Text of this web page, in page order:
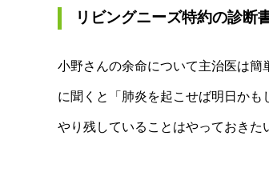
リビングニーズ特約の診断
小野さんの余命について主治医は簡
に聞くと「肺炎を起こせば明日かも
やり残していることはやっておきた